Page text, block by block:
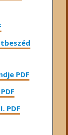
PDF
PDF